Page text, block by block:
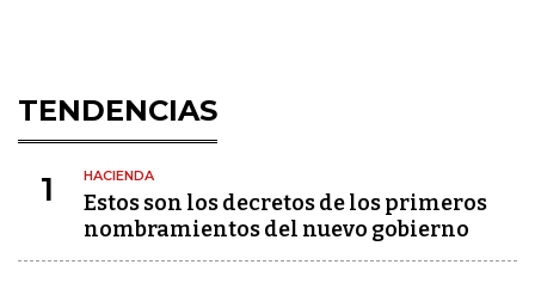
TENDENCIAS
1 HACIENDA
Estos son los decretos de los primeros
nombramientos del nuevo gobierno